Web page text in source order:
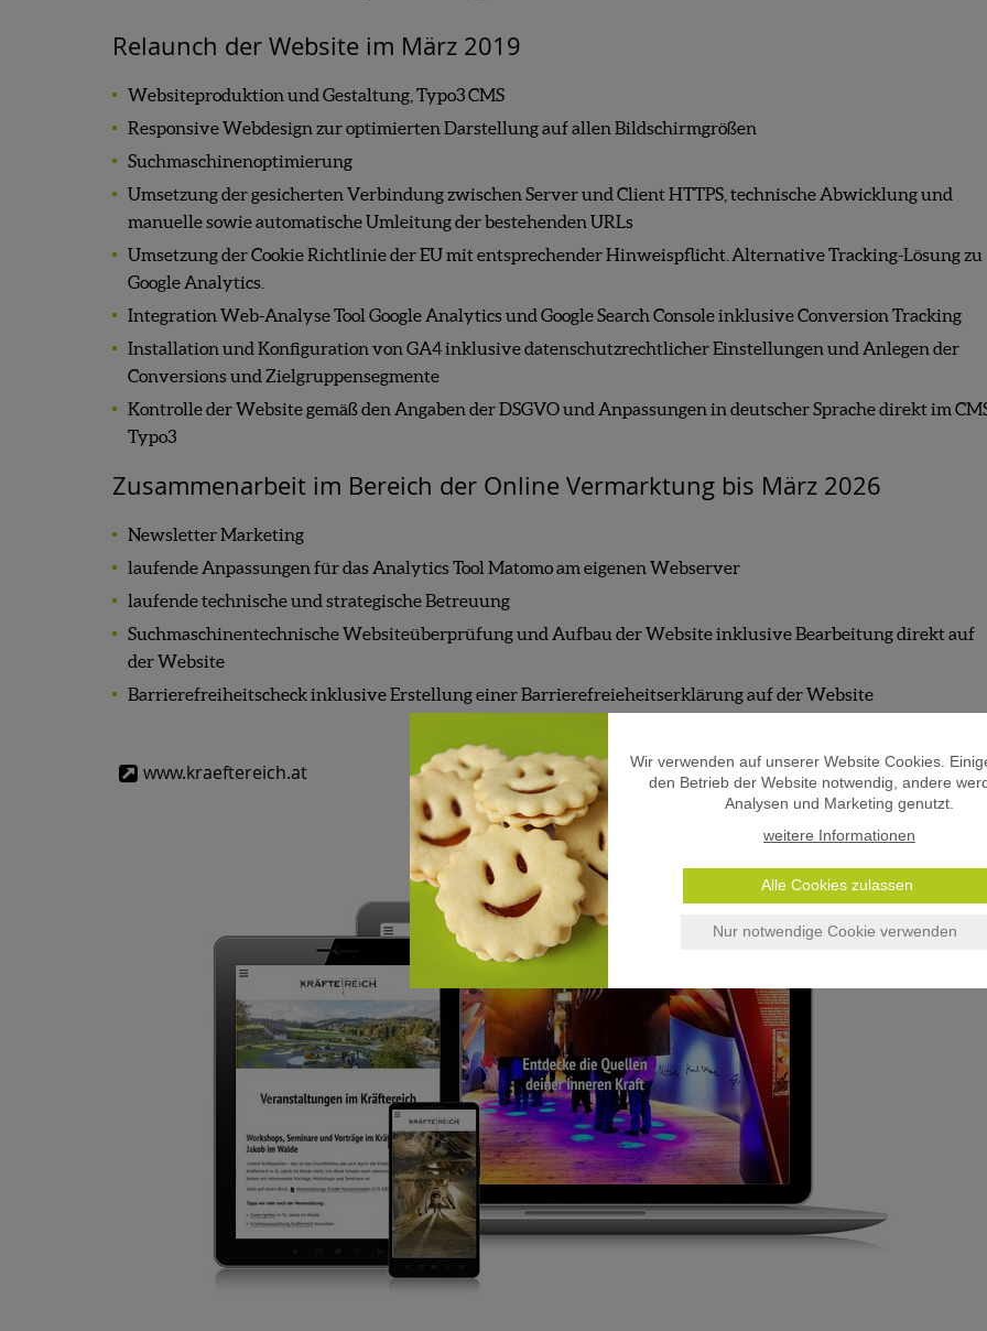
Relaunch der Website im März 2019
Websiteproduktion und Gestaltung, Typo3 CMS
Responsive Webdesign zur optimierten Darstellung auf allen Bildschirmgrößen
Suchmaschinenoptimierung
Umsetzung der gesicherten Verbindung zwischen Server und Client HTTPS, technische Abwicklung und
manuelle sowie automatische Umleitung der bestehenden URLs
Umsetzung der Cookie Richtlinie der EU mit entsprechender Hinweispflicht. Alternative Tracking-Lösung zu
Google Analytics.
Integration Web-Analyse Tool Google Analytics und Google Search Console inklusive Conversion Tracking
Installation und Konfiguration von GA4 inklusive datenschutzrechtlicher Einstellungen und Anlegen der
Conversions und Zielgruppensegmente
Kontrolle der Website gemäß den Angaben der DSGVO und Anpassungen in deutscher Sprache direkt im
Typo3
Zusammenarbeit im Bereich der Online Vermarktung bis März 2026
Newsletter Marketing
laufende Anpassungen für das Analytics Tool Matomo am eigenen Webserver
laufende technische und strategische Betreuung
Suchmaschinentechnische Websiteüberprüfung und Aufbau der Website inklusive Bearbeitung direkt auf
der Website
Barrierefreiheitscheck inklusive Erstellung einer Barrierefreieheitserklärung auf der Website
www.kraeftereich.at
Wir verwenden auf unserer Website Cookies.
den Betrieb der Website notwendig, andere
Analysen und Marketing genutzt.
weitere Informationen
Alle Cookies zulassen
Nur notwendige Cookie verwenden